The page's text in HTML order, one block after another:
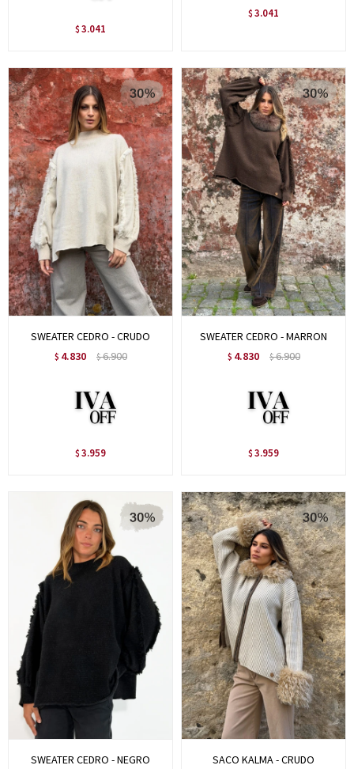
$ 3.041
$ 3.041
SWEATER CEDRO - CRUDO
$ 4.830 $6.900
$ 3.959
SWEATER CEDRO - MARRON
$ 4.830 $6.900
$ 3.959
SWEATER CEDRO - NEGRO SACO KALMA - CRUDO